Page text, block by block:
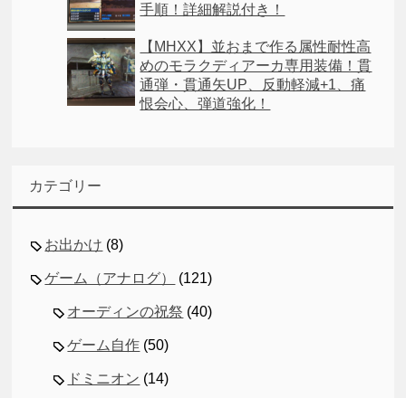
手順！詳細解説付き！
【MHXX】並おまで作る属性耐性高
めのモラクディアーカ専用装備！貫
通弾・貫通矢UP、反動軽減+1、痛
恨会心、弾道強化！
カテゴリー
お出かけ (8)
ゲーム（アナログ） (121)
オーディンの祝祭 (40)
ゲーム自作 (50)
ドミニオン (14)